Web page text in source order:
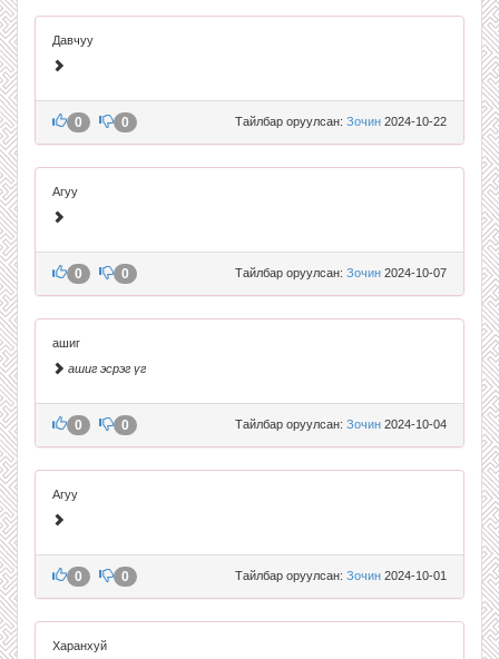
Давчуу
Тайлбар оруулсан: Зочин 2024-10-22
0 0
Агуу
Тайлбар оруулсан: Зочин 2024-10-07
0 0
ашиг
ашиг эсрэг үг
Тайлбар оруулсан: Зочин 2024-10-04
0 0
Агуу
Тайлбар оруулсан: Зочин 2024-10-01
0 0
Харанхуй